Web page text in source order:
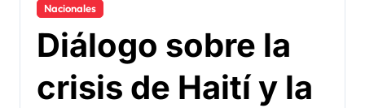
Nacionales
Diálogo sobre la
crisis de Haití y la